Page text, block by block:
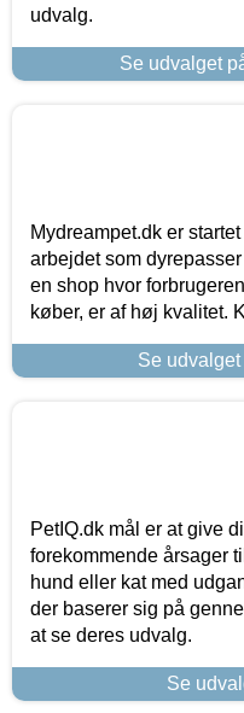
udvalg.
Se udvalget
Mydreampet.dk er
arbejdet som
en shop hvor
køber, er af høj kvalitet.
Se
PetIQ.dk mål er at give
forekommende årsager
hund eller kat med
der baserer sig på
at se deres udvalg.
Se